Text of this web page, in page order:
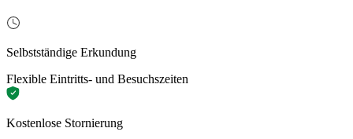
Selbstständige Erkundung
Flexible Eintritts- und Besuchszeiten
Kostenlose Stornierung